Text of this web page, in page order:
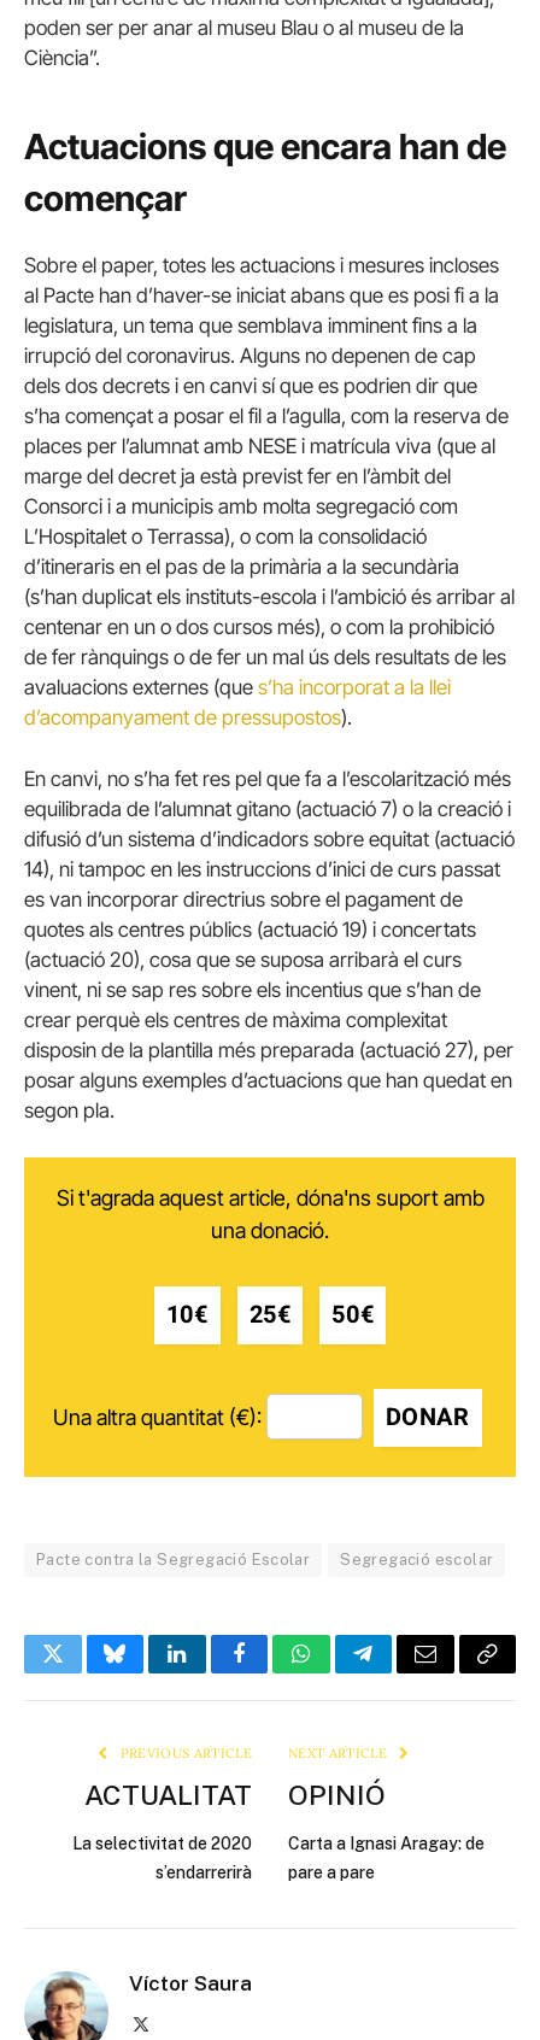
poden ser per anar al museu Blau o al museu de la
Ciència”.
Actuacions que encara han de
començar
Sobre el paper, totes les actuacions i mesures incloses
al Pacte han d’haver-se iniciat abans que es posi fi a la
legislatura, un tema que semblava imminent fins a la
irrupció del coronavirus. Alguns no depenen de cap
dels dos decrets i en canvi sí que es podrien dir que
s’ha començat a posar el fil a l’agulla, com la reserva de
places per l’alumnat amb NESE i matrícula viva (que al
marge del decret ja està previst fer en l’àmbit del
Consorci i a municipis amb molta segregació com
L’Hospitalet o Terrassa), o com la consolidació
d’itineraris en el pas de la primària a la secundària
(s’han duplicat els instituts-escola i l’ambició és arribar al
centenar en un o dos cursos més), o com la prohibició
de fer rànquings o de fer un mal ús dels resultats de les
avaluacions externes (que s’ha incorporat a la llei
d’acompanyament de pressupostos).
En canvi, no s’ha fet res pel que fa a l’escolarització més
equilibrada de l’alumnat gitano (actuació 7) o la creació i
difusió d’un sistema d’indicadors sobre equitat (actuació
14), ni tampoc en les instruccions d’inici de curs passat
es van incorporar directrius sobre el pagament de
quotes als centres públics (actuació 19) i concertats
(actuació 20), cosa que se suposa arribarà el curs
vinent, ni se sap res sobre els incentius que s’han de
crear perquè els centres de màxima complexitat
disposin de la plantilla més preparada (actuació 27), per
posar alguns exemples d’actuacions que han quedat en
segon pla.
Si t'agrada aquest article, dóna'ns suport amb
una donació.
10€ 25€ 50€
Una altra quantitat (€): DONAR
Pacte contra la Segregació Escolar Segregació escolar
TwitterBlueskyLinkedInFacebookWhatsAppTelegramEmail Copy
PREVIOUS ARTICLE
ACTUALITAT
La selectivitat de 2020
s’endarrerirà
NEXT ARTICLE
OPINIÓ
Carta a Ignasi Aragay: de
pare a pare
Víctor Saura